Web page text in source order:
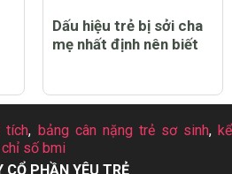
dầu tốt nhất hiện nay